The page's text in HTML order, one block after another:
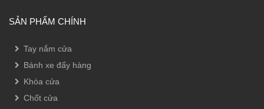
SẢN PHẨM CHÍNH
Tay nắm cửa
Bánh xe đẩy hàng
Khóa cửa
Chốt cửa